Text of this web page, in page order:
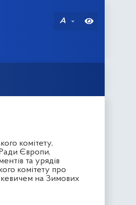
A
комітету,
Європи,
та урядів
комітету про
на Зимових